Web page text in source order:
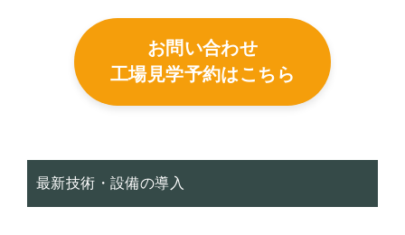
お問い合わせ
工場見学予約はこちら
最新技術・設備の導入